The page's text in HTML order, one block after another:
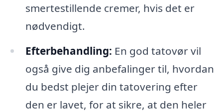
smertestillende cremer, hvis det er
nødvendigt.
Efterbehandling: En god tatovør vil
også give dig anbefalinger til, hvordan
du bedst plejer din tatovering efter
den er lavet, for at sikre, at den heler